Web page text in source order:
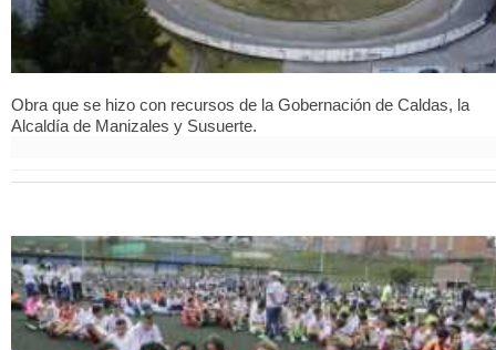
Obra que se hizo con recursos de la Gobernación de Caldas, la
Alcaldía de Manizales y Susuerte.